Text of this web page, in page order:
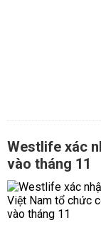
Westlife xác
vào tháng 11